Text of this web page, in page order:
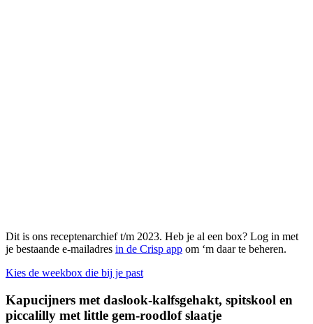
Dit is ons receptenarchief t/m 2023. Heb je al een box? Log in met
je bestaande e-mailadres in de Crisp app om ‘m daar te beheren.
Kies de weekbox die bij je past
Kapucijners met daslook-kalfsgehakt, spitskool en
piccalilly met little gem-roodlof slaatje